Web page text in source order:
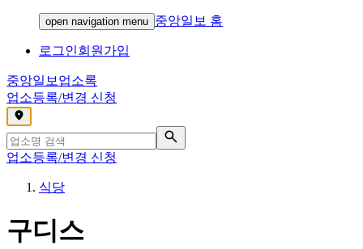
open navigation menu 중앙일보 홈
로그인회원가입
중앙일보 업소록
업소등록/변경 신청
,
업소등록/변경 신청
식당
구디스